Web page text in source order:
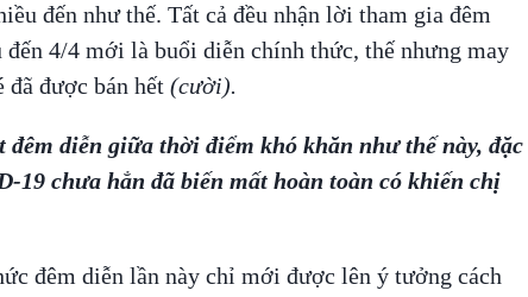
đến như thế. Tất cả đều nhận lời tham gia đêm
đến 4/4 mới là buổi diễn chính thức, thế nhưng may
được bán hết (cười).
đêm diễn giữa thời điểm khó khăn như thế này, đặc
19 chưa hẳn đã biến mất hoàn toàn có khiến chị
đêm diễn lần này chỉ mới được lên ý tưởng cách